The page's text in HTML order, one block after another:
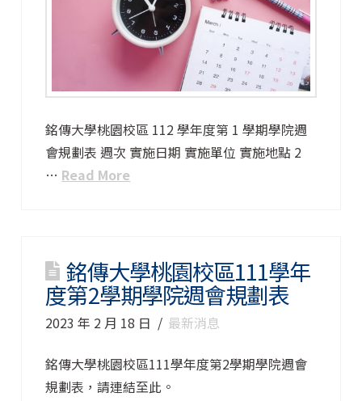
銘傳大學桃園校區 112 學年度第 1 學期學院週
會規劃表 週次 實施日期 實施單位 實施地點 2
… Read More
銘傳大學桃園校區111學年
度第2學期學院週會規劃表
2023 年 2 月 18 日 最新消息
銘傳大學桃園校區111學年度第2學期學院週會
規劃表，請連結至此。